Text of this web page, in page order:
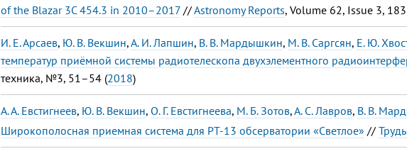
of the Blazar 3C 454.3 in 2010–2017 //Astronomy Reports, Volume 62, Issue 3,
И. Е. Арсаев, Ю. В. Векшин,А. И. Лапшин, В. В. Мардышкин, М. В. Саргсян, Е. Ю.
температур приёмной системы радиотелескопа двухэлементного
техника, №3, 51–54 (2018)
А. А. Евстигнеев, Ю. В. Векшин, О. Г. Евстигнеева, М. Б. Зотов,А. С. Лавров, В. В.
Широкополосная приемная система для РТ-13 обсерватории «Светлое» //